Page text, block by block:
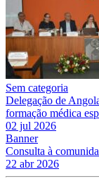
Sem categoria
Delegação de
formação médica
02 jul 2026
Banner
Consulta à
22 abr 2026